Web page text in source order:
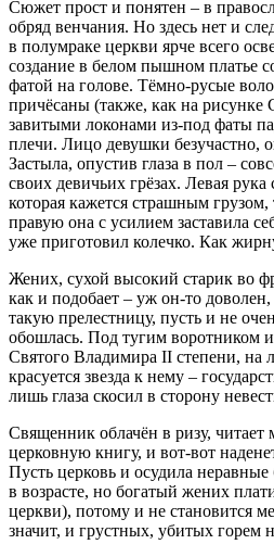
Сюжет прост и понятен – в
обряд венчания. Но здесь нет и
в полумраке церкви ярче всего
создание в белом пышном платье
фатой на голове. Тёмно-русые
причёсаны (также, как на рисунке
завитыми локонами из-под фаты
плечи. Лицо девушки безучастно,
Застыла, опустив глаза в пол –
своих девичьих грёзах. Левая
которая кажется страшным грузом,
правую она с усилием заставила
уже приготовил колечко. Как
Жених, сухой высокий старик во
как и подобает – уж он-то
такую прелестницу, пусть и не
обошлась. Под тугим воротником и
Святого Владимира II степени, на
красуется звезда к нему –
лишь глаза скосил в сторону
Священник облачён в ризу, читает
церковную книгу, и вот-вот
Пусть церковь и осудила
в возрасте, но богатый жених
церкви), потому и не становится
значит, и грустных, убитых горем